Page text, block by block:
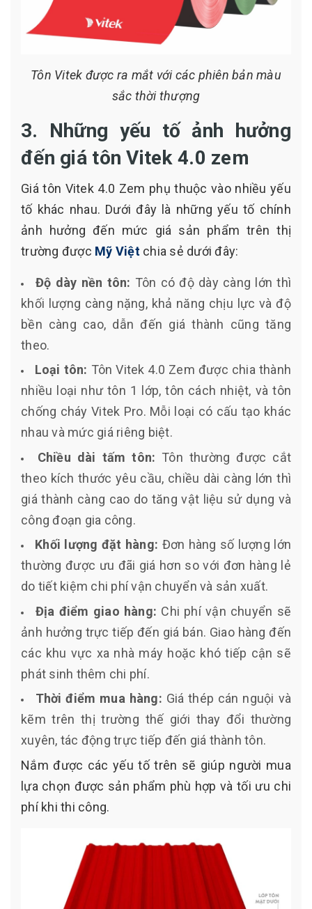
Tôn Vitek được ra mắt với các phiên bản màu
sắc thời thượng
3. Những yếu tố ảnh hưởng
đến giá tôn Vitek 4.0 zem
Giá tôn Vitek 4.0 Zem phụ thuộc vào nhiều yếu
tố khác nhau. Dưới đây là những yếu tố chính
ảnh hưởng đến mức giá sản phẩm trên thị
trường được Mỹ Việtchia sẻ dưới đây:
Độ dày nền tôn: Tôn có độ dày càng lớn thì
khối lượng càng nặng, khả năng chịu lực và độ
bền càng cao, dẫn đến giá thành cũng tăng
theo.
Loại tôn: Tôn Vitek 4.0 Zem được chia thành
nhiều loại như tôn 1 lớp, tôn cách nhiệt, và tôn
chống cháy Vitek Pro. Mỗi loại có cấu tạo khác
nhau và mức giá riêng biệt.
Chiều dài tấm tôn: Tôn thường được cắt
theo kích thước yêu cầu, chiều dài càng lớn thì
giá thành càng cao do tăng vật liệu sử dụng và
công đoạn gia công.
Khối lượng đặt hàng: Đơn hàng số lượng lớn
thường được ưu đãi giá hơn so với đơn hàng lẻ
do tiết kiệm chi phí vận chuyển và sản xuất.
Địa điểm giao hàng: Chi phí vận chuyển sẽ
ảnh hưởng trực tiếp đến giá bán. Giao hàng đến
các khu vực xa nhà máy hoặc khó tiếp cận sẽ
phát sinh thêm chi phí.
Thời điểm mua hàng: Giá thép cán nguội và
kẽm trên thị trường thế giới thay đổi thường
xuyên, tác động trực tiếp đến giá thành tôn.
Nắm được các yếu tố trên sẽ giúp người mua
lựa chọn được sản phẩm phù hợp và tối ưu chi
phí khi thi công.